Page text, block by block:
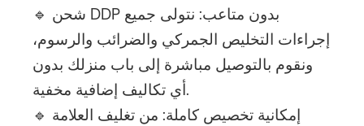
🔹 شحن DDP بدون متاعب: نتولى جميع
إجراءات التخليص الجمركي والضرائب والرسوم،
ونقوم بالتوصيل مباشرة إلى باب منزلك بدون
أي تكاليف إضافية مخفية.
🔹 إمكانية تخصيص كاملة: من تغليف العلامة